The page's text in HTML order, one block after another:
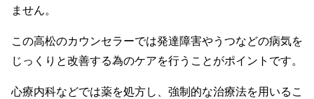
ません。
この高松のカウンセラーでは発達障害やうつなどの病気を
じっくりと改善する為のケアを行うことがポイントです。
心療内科などでは薬を処方し、強制的な治療法を用いるこ